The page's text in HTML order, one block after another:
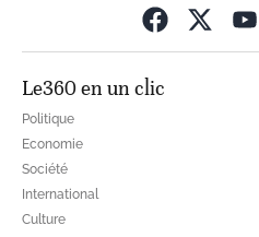
Le360 en un clic
Politique
Economie
Société
International
Culture